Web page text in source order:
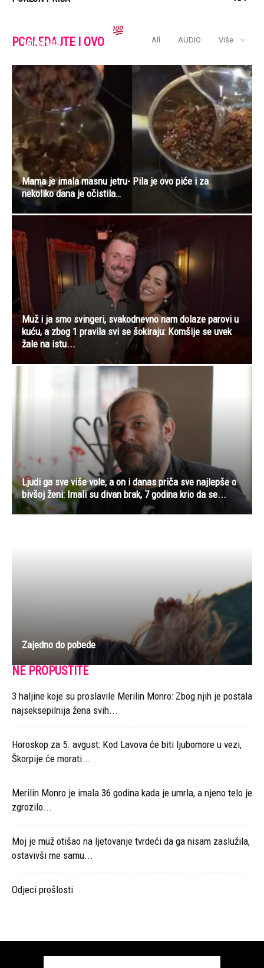
POGLEDAJTE I OVO All AUDIO Više
10 minuta…
Mama je imala masnu jetru- Pila je ovo piće i za
nekoliko dana je očistila…
Muž i ja smo svingeri, svakodnevno nam dolaze parovi u
kuću, a zbog 1 pravila svi se šokiraju: Komšije se uvek
žale na istu...
Ljudi ga sve više vole, a on i danas priča sve najlepše o
bivšoj ženi: Imali su divan brak, 7 godina krio da se...
Zajedno do pobede
NE PROPUSTITE
3 haljine koje su proslavile Merilin Monro: Zbog njih je postala
najseksepilnija žena svih...
Horoskop za 5. avgust: Kod Lavova će biti ljubomore u vezi,
Škorpije će morati...
Merilin Monro je imala 36 godina kada je umrla, a njeno telo je
zgrozilo...
Moj je muž otišao na ljetovanje tvrdeći da ga nisam zaslužila,
ostavivši me samu...
Odjeci prošlosti